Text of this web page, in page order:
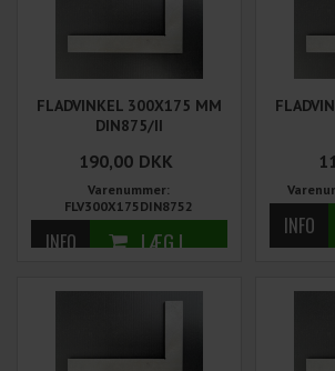
FLADVINKEL 300X175 MM
DIN875/II
190,00 DKK
Varenummer:
FLV300X175DIN8752